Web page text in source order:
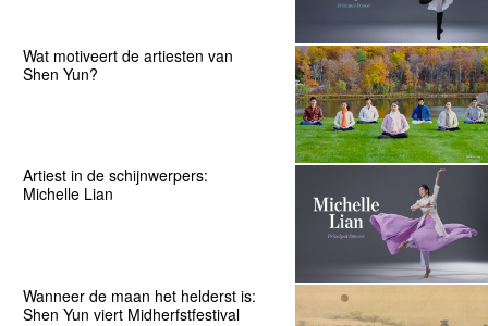
Wat motiveert de artiesten van
Shen Yun?
Artiest in de schijnwerpers:
Michelle Lian
Wanneer de maan het helderst is:
Shen Yun viert Midherfstfestival